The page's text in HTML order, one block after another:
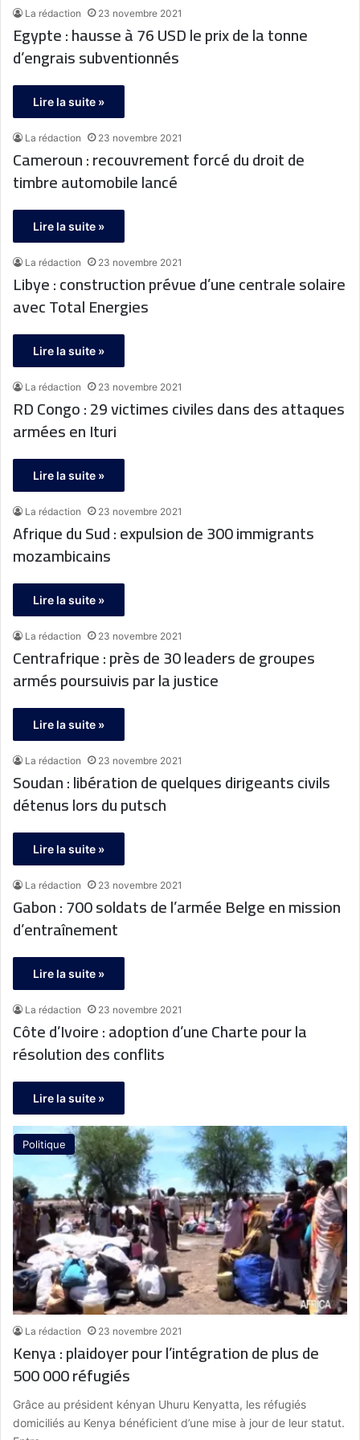
La rédaction 23 novembre 2021
Egypte : hausse à 76 USD le prix de la tonne
d’engrais subventionnés
Lire la suite »
La rédaction 23 novembre 2021
Cameroun : recouvrement forcé du droit de
timbre automobile lancé
Lire la suite »
La rédaction 23 novembre 2021
Libye : construction prévue d’une centrale solaire
avec Total Energies
Lire la suite »
La rédaction 23 novembre 2021
RD Congo : 29 victimes civiles dans des attaques
armées en Ituri
Lire la suite »
La rédaction 23 novembre 2021
Afrique du Sud : expulsion de 300 immigrants
mozambicains
Lire la suite »
La rédaction 23 novembre 2021
Centrafrique : près de 30 leaders de groupes
armés poursuivis par la justice
Lire la suite »
La rédaction 23 novembre 2021
Soudan : libération de quelques dirigeants civils
détenus lors du putsch
Lire la suite »
La rédaction 23 novembre 2021
Gabon : 700 soldats de l’armée Belge en mission
d’entraînement
Lire la suite »
La rédaction 23 novembre 2021
Côte d’Ivoire : adoption d’une Charte pour la
résolution des conflits
Lire la suite »
Politique
La rédaction 23 novembre 2021
Kenya : plaidoyer pour l’intégration de plus de
500 000 réfugiés
Grâce au président kényan Uhuru Kenyatta, les réfugiés
domiciliés au Kenya bénéficient d’une mise à jour de leur statut.